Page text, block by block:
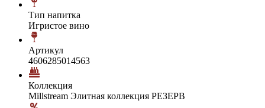
Тип напитка
Игристое вино
Артикул
4606285014563
Коллекция
Millstream Элитная коллекция РЕЗЕРВ